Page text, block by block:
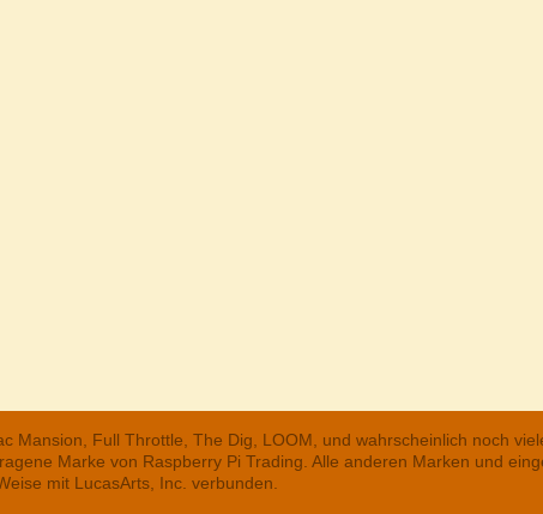
Mansion, Full Throttle, The Dig, LOOM, und wahrscheinlich noch
Marke von Raspberry Pi Trading. Alle anderen Marken und
mit LucasArts, Inc. verbunden.